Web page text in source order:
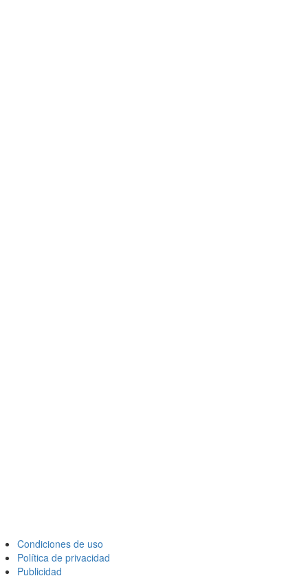
Condiciones de uso
Política de privacidad
Publicidad